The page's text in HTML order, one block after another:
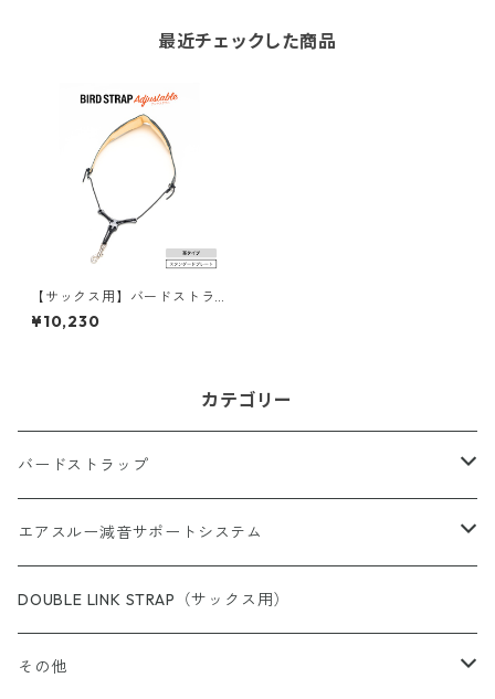
最近チェックした商品
【サックス用】バードストラ
ップ・アジャスタブル（スタ
ンダードプレート）
¥10,230
カテゴリー
バードストラップ
サックス用
完成品（すべての商品）
完成品（ウォッシャブル）
ショルダー（サックス／ファゴット用）
完成品
クラリネット用
エアスルー減音サポートシステム
エアスルー・リード
エアスルー・ミュートバッグ
DOUBLE LINK STRAP（サックス用）
その他